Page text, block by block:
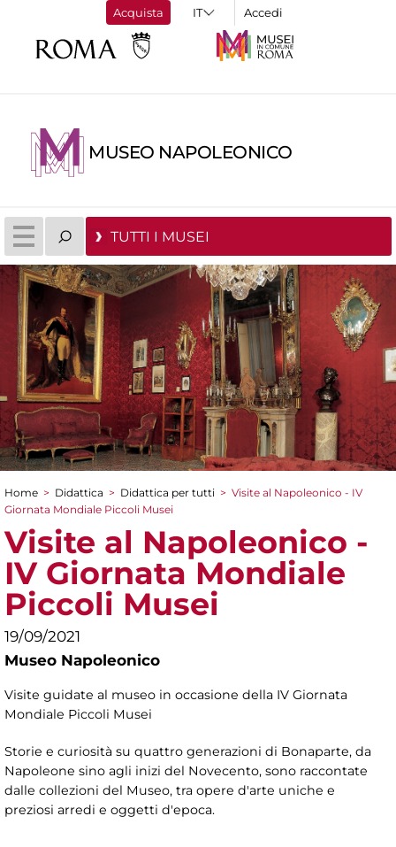
Acquista Accedi
MUSEO NAPOLEONICO
TUTTI I MUSEI
Tu sei qui
Home > Didattica > Didattica per tutti > Visite al Napoleonico - IV
Giornata Mondiale Piccoli Musei
Visite al Napoleonico -
IV Giornata Mondiale
Piccoli Musei
19/09/2021
Museo Napoleonico
Visite guidate al museo in occasione della IV Giornata
Mondiale Piccoli Musei
Storie e curiosità su quattro generazioni di Bonaparte, da
Napoleone sino agli inizi del Novecento, sono raccontate
dalle collezioni del Museo, tra opere d'arte uniche e
preziosi arredi e oggetti d'epoca.